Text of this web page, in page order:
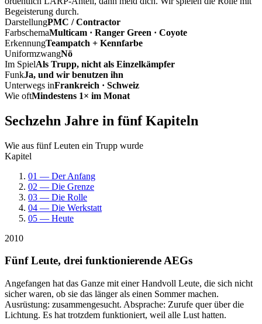
Begeisterung durch.
DarstellungPMC / Contractor
FarbschemaMulticam · Ranger Green · Coyote
ErkennungTeampatch + Kennfarbe
UniformzwangNö
Im SpielAls Trupp, nicht als Einzelkämpfer
FunkJa, und wir benutzen ihn
Unterwegs inFrankreich · Schweiz
Wie oftMindestens 1× im Monat
Sechzehn Jahre in fünf Kapiteln
Wie aus fünf Leuten ein Trupp wurde
Kapitel
01 — Der Anfang
02 — Die Grenze
03 — Die Rolle
04 — Die Werkstatt
05 — Heute
2010
Fünf Leute, drei funktionierende AEGs
Angefangen hat das Ganze mit einer Handvoll Leute, die sich nicht
sicher waren, ob sie das länger als einen Sommer machen.
Ausrüstung: zusammengesucht. Absprache: Zurufe quer über die
Lichtung. Es hat trotzdem funktioniert, weil alle Lust hatten.